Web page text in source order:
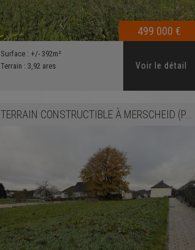
Surface : +/- 392m²
Terrain : 3,92 ares
499 000 €
Voir le détail
TERRAIN CONSTRUCTIBLEÀ MERSCHEID (PUTSCHEID)